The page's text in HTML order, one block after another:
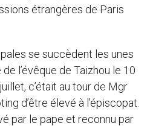
étrangères de Paris
se succèdent les unes
l’évêque de Taizhou le 10
c’était au tour de Mgr
d’être élevé à l’épiscopat.
par le pape et reconnu par